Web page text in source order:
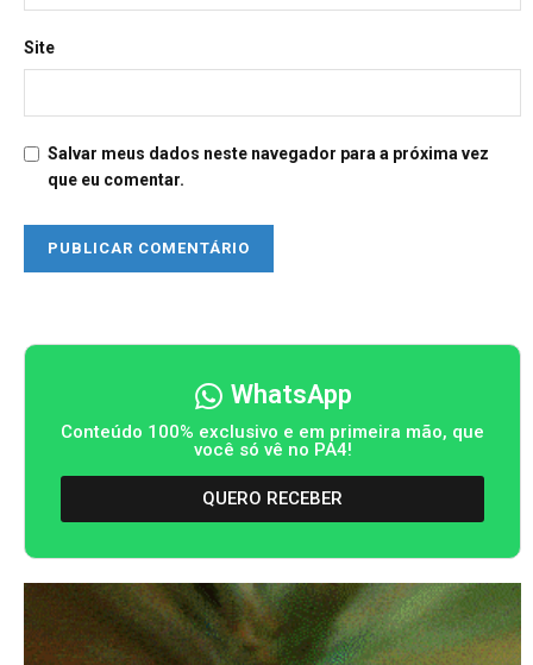
Site
Salvar meus dados neste navegador para a próxima vez
que eu comentar.
WhatsApp
Conteúdo 100% exclusivo e em primeira mão, que
você só vê no PA4!
QUERO RECEBER